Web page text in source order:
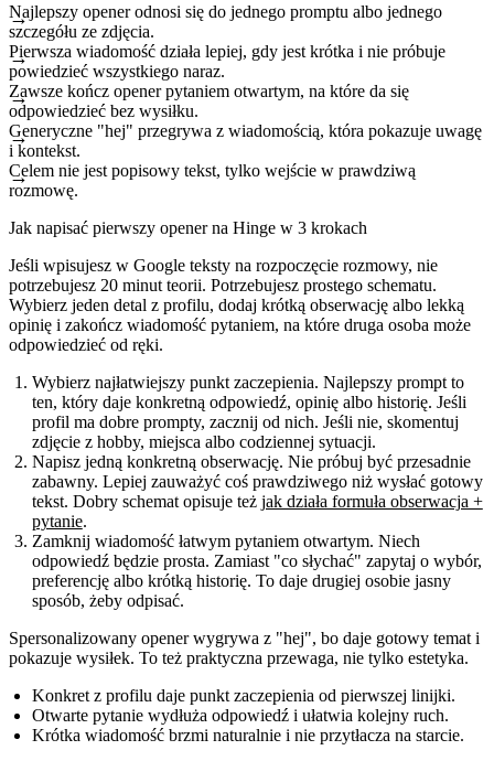
Najlepszy opener odnosi się do jednego promptu albo jednego
szczegółu ze zdjęcia.
Pierwsza wiadomość działa lepiej, gdy jest krótka i nie próbuje
powiedzieć wszystkiego naraz.
Zawsze kończ opener pytaniem otwartym, na które da się
odpowiedzieć bez wysiłku.
Generyczne "hej" przegrywa z wiadomością, która pokazuje uwagę
i kontekst.
Celem nie jest popisowy tekst, tylko wejście w prawdziwą
rozmowę.
Jak napisać pierwszy opener na Hinge w 3 krokach
Jeśli wpisujesz w Google teksty na rozpoczęcie rozmowy, nie
potrzebujesz 20 minut teorii. Potrzebujesz prostego schematu.
Wybierz jeden detal z profilu, dodaj krótką obserwację albo lekką
opinię i zakończ wiadomość pytaniem, na które druga osoba może
odpowiedzieć od ręki.
Wybierz najłatwiejszy punkt zaczepienia. Najlepszy prompt to
ten, który daje konkretną odpowiedź, opinię albo historię. Jeśli
profil ma dobre prompty, zacznij od nich. Jeśli nie, skomentuj
zdjęcie z hobby, miejsca albo codziennej sytuacji.
Napisz jedną konkretną obserwację. Nie próbuj być przesadnie
zabawny. Lepiej zauważyć coś prawdziwego niż wysłać gotowy
tekst. Dobry schemat opisuje też jak działa formuła obserwacja +
pytanie.
Zamknij wiadomość łatwym pytaniem otwartym. Niech
odpowiedź będzie prosta. Zamiast "co słychać" zapytaj o wybór,
preferencję albo krótką historię. To daje drugiej osobie jasny
sposób, żeby odpisać.
Spersonalizowany opener wygrywa z "hej", bo daje gotowy temat i
pokazuje wysiłek. To też praktyczna przewaga, nie tylko estetyka.
Konkret z profilu daje punkt zaczepienia od pierwszej linijki.
Otwarte pytanie wydłuża odpowiedź i ułatwia kolejny ruch.
Krótka wiadomość brzmi naturalnie i nie przytłacza na starcie.